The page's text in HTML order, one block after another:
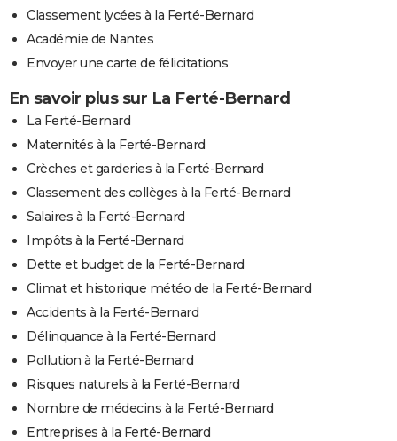
Classement lycées à la Ferté-Bernard
Académie de Nantes
Envoyer une carte de félicitations
En savoir plus sur La Ferté-Bernard
La Ferté-Bernard
Maternités à la Ferté-Bernard
Crèches et garderies à la Ferté-Bernard
Classement des collèges à la Ferté-Bernard
Salaires à la Ferté-Bernard
Impôts à la Ferté-Bernard
Dette et budget de la Ferté-Bernard
Climat et historique météo de la Ferté-Bernard
Accidents à la Ferté-Bernard
Délinquance à la Ferté-Bernard
Pollution à la Ferté-Bernard
Risques naturels à la Ferté-Bernard
Nombre de médecins à la Ferté-Bernard
Entreprises à la Ferté-Bernard